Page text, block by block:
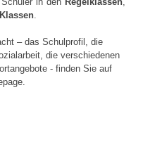
– das Schulprofil, die
die verschiedenen
- finden Sie auf